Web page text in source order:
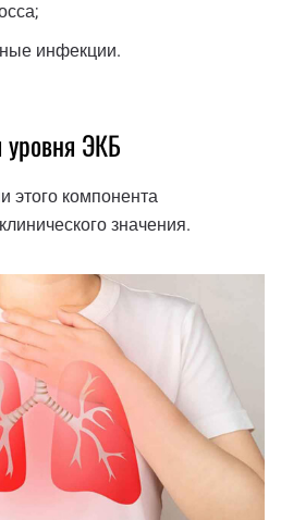
инфекции.
ЭКБ
этого компонента
значения.